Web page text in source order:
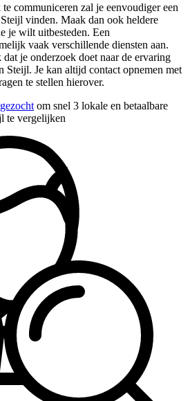
communiceren zal je eenvoudiger een
vinden. Maak dan ook heldere
je wilt uitbesteden. Een
vaak verschillende diensten aan.
je onderzoek doet naar de ervaring
Steijl. Je kan altijd contact opnemen met
te stellen hierover.
om snel 3 lokale en betaalbare
te vergelijken